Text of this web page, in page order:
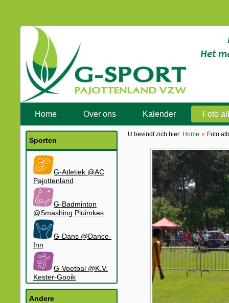
Home Over ons Kalender Foto
Sporten
G-Atletiek @AC
Pajottenland
G-Badminton
@Smashing Pluimkes
G-Dans @Dance-
Inn
G-Voetbal @K.V.
Kester-Gooik
Andere
U bevindt zich hier: Home Foto